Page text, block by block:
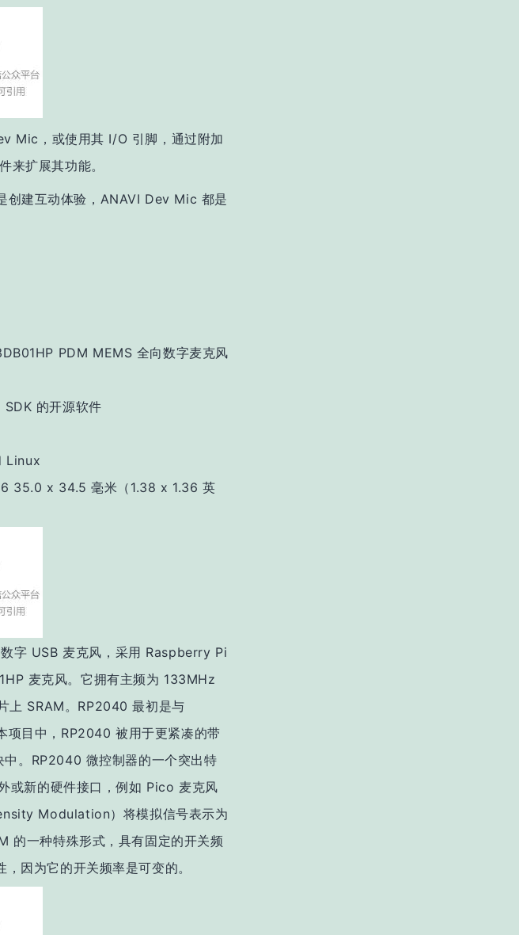
Mic，或使用其 I/O 引脚，通过附加
来扩展其功能。
创建互动体验，ANAVI Dev Mic 都是
PDM MEMS 全向数字麦克风
的开源软件
Linux
35.0 x 34.5 毫米（1.38 x 1.36 英
字 USB 麦克风，采用 Raspberry Pi
麦克风。它拥有主频为 133MHz
SRAM。RP2040 最初是与
目中，RP2040 被用于更紧凑的带
。RP2040 微控制器的一个突出特
或新的硬件接口，例如 Pico 麦克风
Modulation）将模拟信号表示为
的一种特殊形式，具有固定的开关频
因为它的开关频率是可变的。